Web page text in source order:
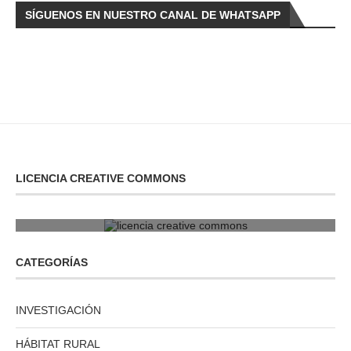
SÍGUENOS EN NUESTRO CANAL DE WHATSAPP
LICENCIA CREATIVE COMMONS
CATEGORÍAS
INVESTIGACIÓN
HÁBITAT RURAL